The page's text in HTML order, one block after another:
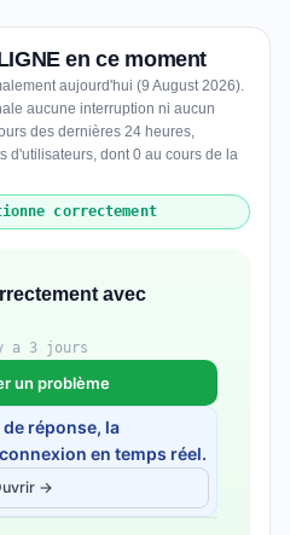
en ce moment
aujourd'hui (9 August 2026).
aucune interruption ni aucun
des dernières 24 heures,
d'utilisateurs, dont 0 au cours de la
correctement
avec
a 3 jours
un problème
réponse, la
en temps réel.
→